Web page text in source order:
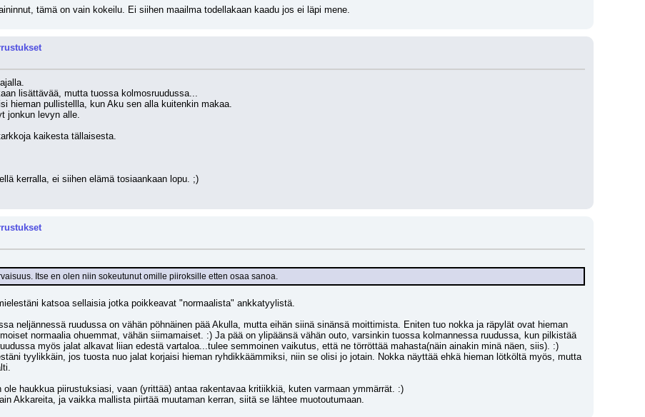
tämä on vain kokeilu. Ei siihen maailma todellakaan kaadu jos ei läpi mene.
lisättävää, mutta tuossa kolmosruudussa...
hieman pullistellla, kun Aku sen alla kuitenkin makaa.
jonkun levyn alle.
kaikesta tällaisesta.
kerralla, ei siihen elämä tosiaankaan lopu. ;)
Itse en olen niin sokeutunut omille piiroksille etten osaa sanoa.
katsoa sellaisia jotka poikkeavat "normaalista" ankkatyylistä.
neljännessä ruudussa on vähän pöhnäinen pää Akulla, mutta eihän siinä sinänsä moittimista. Eniten tuo nokka ja räpylät ovat hieman
normaalia ohuemmat, vähän siimamaiset. :) Ja pää on ylipäänsä vähän outo, varsinkin tuossa kolmannessa ruudussa, kun pilkistää
myös jalat alkavat liian edestä vartaloa...tulee semmoinen vaikutus, että ne törröttää mahasta(näin ainakin minä näen, siis). :)
tyylikkäin, jos tuosta nuo jalat korjaisi hieman ryhdikkäämmiksi, niin se olisi jo jotain. Nokka näyttää ehkä hieman lötköltä myös, mutta
haukkua piirustuksiasi, vaan (yrittää) antaa rakentavaa kritiikkiä, kuten varmaan ymmärrät. :)
Akkareita, ja vaikka mallista piirtää muutaman kerran, siitä se lähtee muotoutumaan.